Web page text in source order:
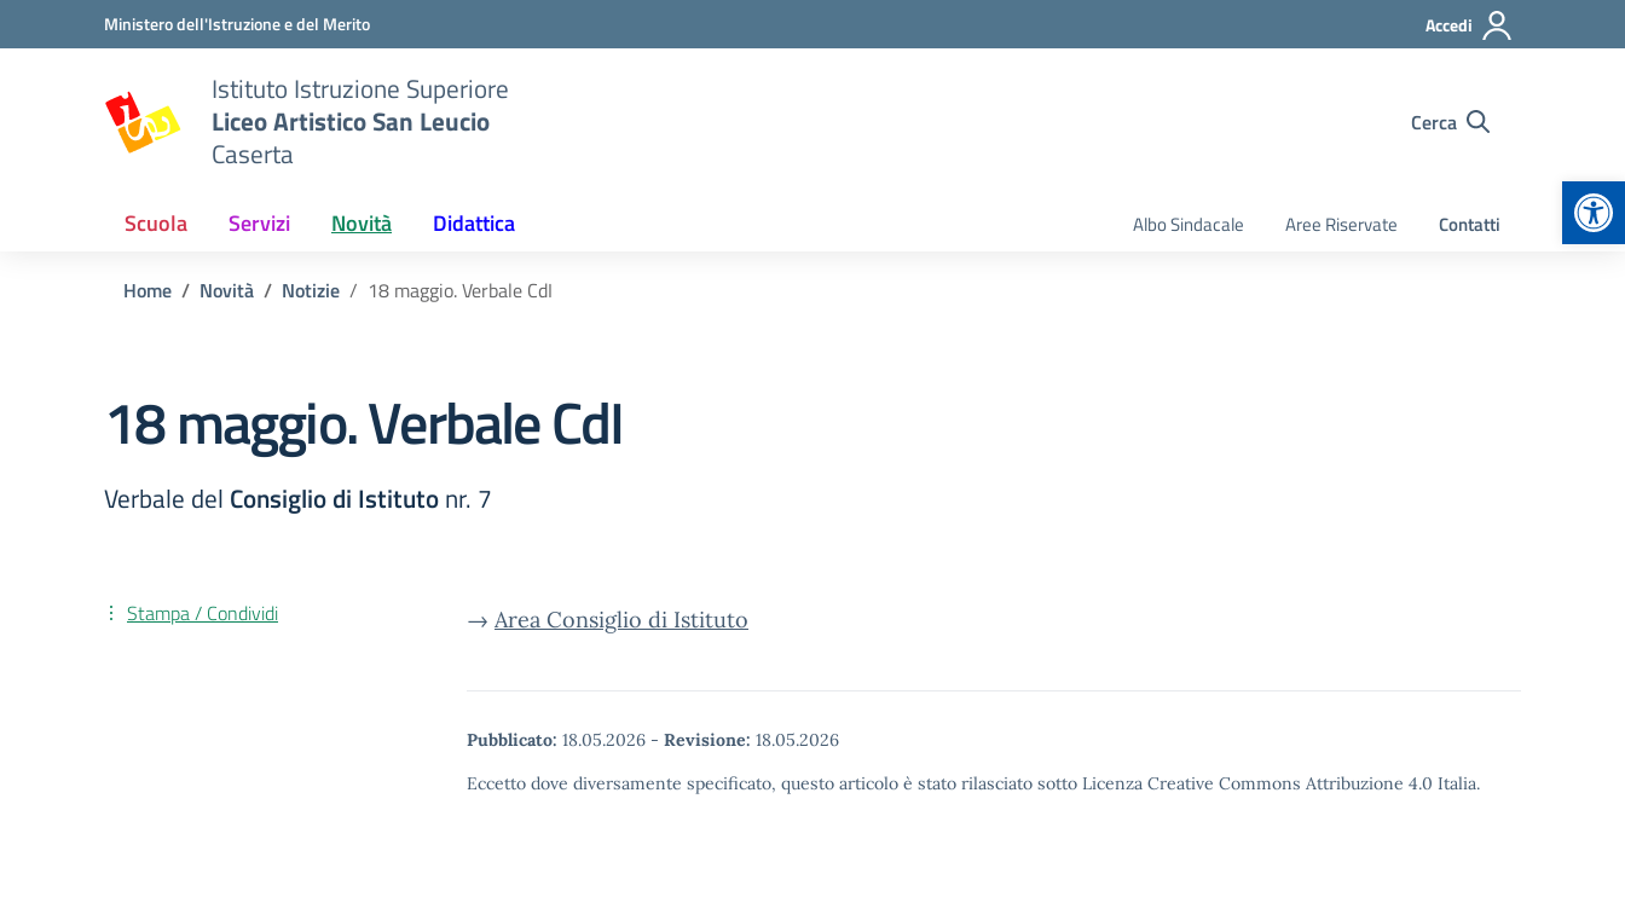
Vai ai contenuti
Vai al menu di navigazioneMinistero dell'Istruzione e del Merito Accedi
Istituto Istruzione Superiore
Liceo Artistico San Leucio
Caserta
Cerca
Scuola Servizi Novità Didattica Albo Sindacale Aree Riservate Contatti
Home Novità Notizie 18 maggio. Verbale CdI
18 maggio. Verbale CdI
Verbale del Consiglio di Istitutonr. 7
→ Area Consiglio di Istituto
Pubblicato: 18.05.2026 - Revisione: 18.05.2026
Eccetto dove diversamente specificato, questo articolo è stato rilasciato sotto Licenza Creative Commons Attribuzione 4.0 Italia.
Stampa / Condividi